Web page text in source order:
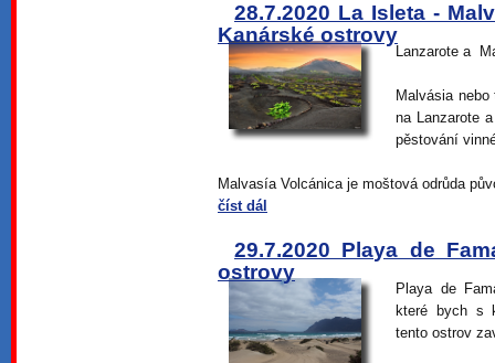
28.7.2020 La Isleta -
Kanárské ostrovy
Lanzarote a
Malvásia
na Lanzarote
pěstování
Malvasía Volcánica je moštová odrůda
číst dál
29.7.2020 Playa de
ostrovy
Playa de
které bych s
tento ostrov